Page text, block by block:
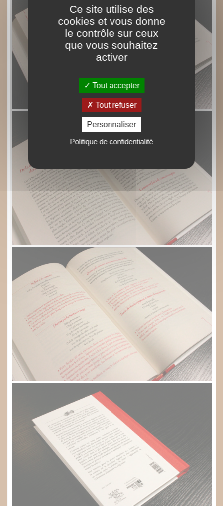
Ce site utilise des
cookies et vous donne
le contrôle sur ceux
que vous souhaitez
activer
Tout accepter
Tout refuser
Personnaliser
Politique de confidentialité